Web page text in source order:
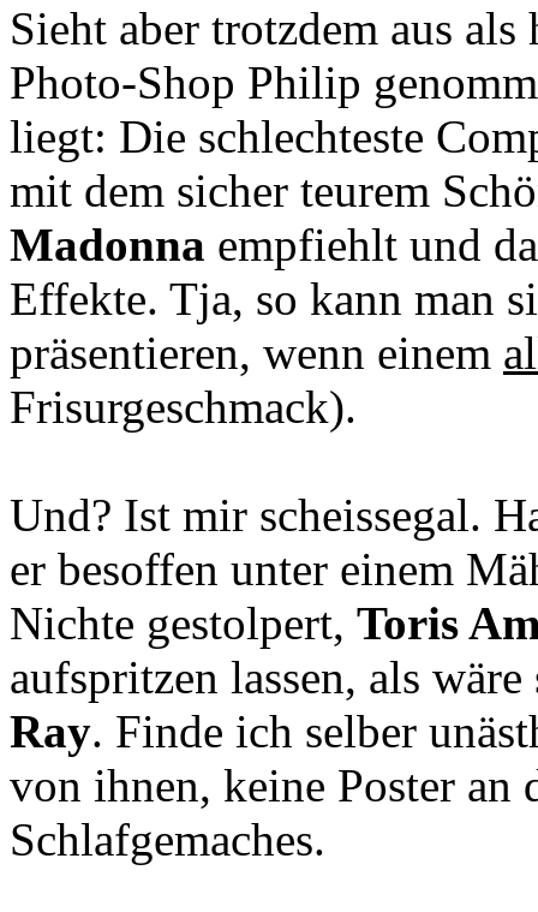
Sieht aber trotzdem aus
Photo-Shop Philip
liegt: Die schlechteste
mit dem sicher teurem
Madonna empfiehlt und
Effekte. Tja, so kann man
präsentieren, wenn einem
Frisurgeschmack).
Und? Ist mir scheissegal.
er besoffen unter einem
Nichte gestolpert, Toris
aufspritzen lassen, als
Ray. Finde ich selber
von ihnen, keine Poster an
Schlafgemaches.